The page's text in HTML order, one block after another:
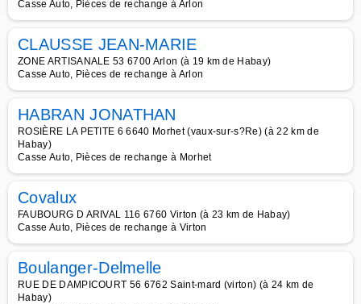
Casse Auto, Pièces de rechange à Arlon
CLAUSSE JEAN-MARIE
ZONE ARTISANALE 53 6700 Arlon (à 19 km de Habay)
Casse Auto, Pièces de rechange à Arlon
HABRAN JONATHAN
ROSIÈRE LA PETITE 6 6640 Morhet (vaux-sur-s?Re) (à 22 km de
Habay)
Casse Auto, Pièces de rechange à Morhet
Covalux
FAUBOURG D ARIVAL 116 6760 Virton (à 23 km de Habay)
Casse Auto, Pièces de rechange à Virton
Boulanger-Delmelle
RUE DE DAMPICOURT 56 6762 Saint-mard (virton) (à 24 km de
Habay)